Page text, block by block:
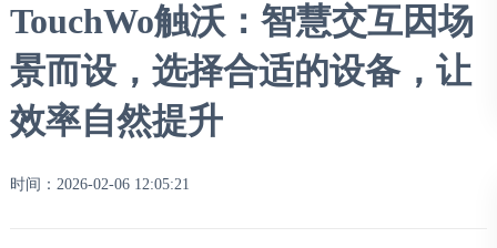
TouchWo触沃：智慧交互因场
景而设，选择合适的设备，让
效率自然提升
时间：2026-02-06 12:05:21